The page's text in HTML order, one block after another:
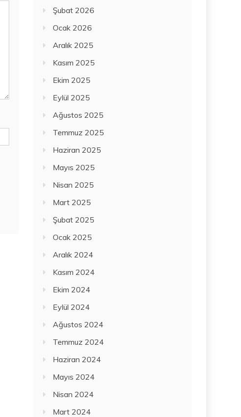
Şubat 2026
Ocak 2026
Aralık 2025
Kasım 2025
Ekim 2025
Eylül 2025
Ağustos 2025
Temmuz 2025
Haziran 2025
Mayıs 2025
Nisan 2025
Mart 2025
Şubat 2025
Ocak 2025
Aralık 2024
Kasım 2024
Ekim 2024
Eylül 2024
Ağustos 2024
Temmuz 2024
Haziran 2024
Mayıs 2024
Nisan 2024
Mart 2024